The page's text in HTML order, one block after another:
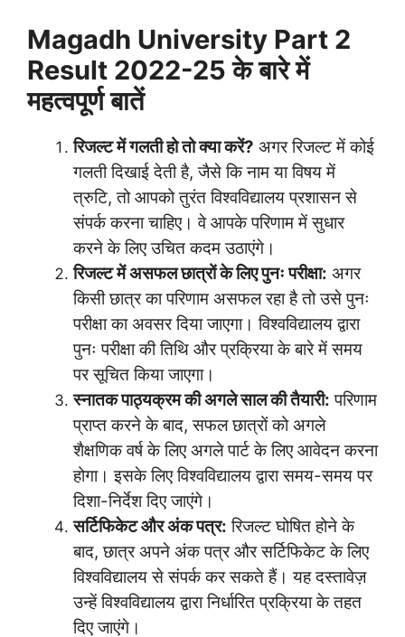
Magadh University Part 2
Result 2022-25 के बारे में
महत्वपूर्ण बातें
रिजल्ट में गलती हो तो क्या करें? अगर रिजल्ट में कोई
गलती दिखाई देती है, जैसे कि नाम या विषय में
त्रुटि, तो आपको तुरंत विश्वविद्यालय प्रशासन से
संपर्क करना चाहिए। वे आपके परिणाम में सुधार
करने के लिए उचित कदम उठाएंगे।
रिजल्ट में असफल छात्रों के लिए पुनः परीक्षा: अगर
किसी छात्र का परिणाम असफल रहा है तो उसे पुनः
परीक्षा का अवसर दिया जाएगा। विश्वविद्यालय द्वारा
पुनः परीक्षा की तिथि और प्रक्रिया के बारे में समय
पर सूचित किया जाएगा।
स्नातक पाठ्यक्रम की अगले साल की तैयारी: परिणाम
प्राप्त करने के बाद, सफल छात्रों को अगले
शैक्षणिक वर्ष के लिए अगले पार्ट के लिए आवेदन करना
होगा। इसके लिए विश्वविद्यालय द्वारा समय-समय पर
दिशा-निर्देश दिए जाएंगे।
सर्टिफिकेट और अंक पत्र: रिजल्ट घोषित होने के
बाद, छात्र अपने अंक पत्र और सर्टिफिकेट के लिए
विश्वविद्यालय से संपर्क कर सकते हैं। यह दस्तावेज़
उन्हें विश्वविद्यालय द्वारा निर्धारित प्रक्रिया के तहत
दिए जाएंगे।